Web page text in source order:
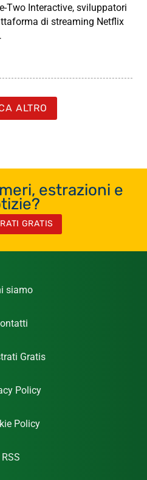
Two Interactive, sviluppatori
di streaming Netflix
ALTRO
estrazioni e
GRATIS
siamo
Gratis
Policy
Policy
RSS